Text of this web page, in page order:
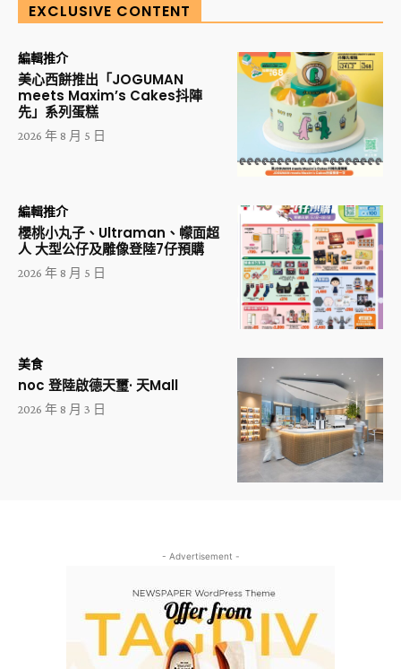
EXCLUSIVE CONTENT
編輯推介
美心西餅推出「JOGUMAN
meets Maxim’s Cakes抖陣
先」系列蛋糕
2026 年 8 月 5 日
編輯推介
櫻桃小丸子、Ultraman、幪面超
人 大型公仔及雕像登陸7仔預購
2026 年 8 月 5 日
美食
noc 登陸啟德天璽· 天Mall
2026 年 8 月 3 日
- Advertisement -